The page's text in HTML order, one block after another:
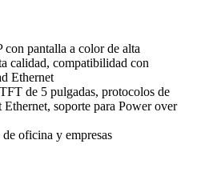
pantalla a color de alta
calidad, compatibilidad con
Ethernet
de 5 pulgadas, protocolos de
soporte para Power over
oficina y empresas